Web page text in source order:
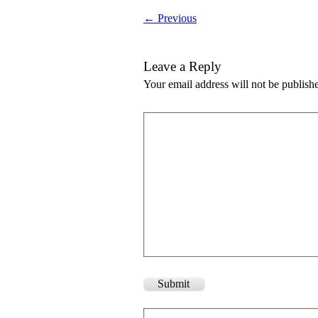
← Previous
Leave a Reply
Your email address will not be
Submit